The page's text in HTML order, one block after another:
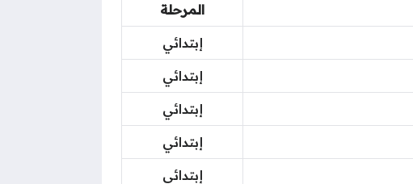
المرحلة
إبتدائي
إبتدائي
إبتدائي
إبتدائي
إبتدائي